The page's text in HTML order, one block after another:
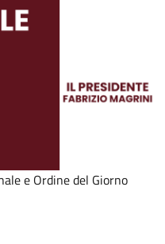
e Ordine del Giorno